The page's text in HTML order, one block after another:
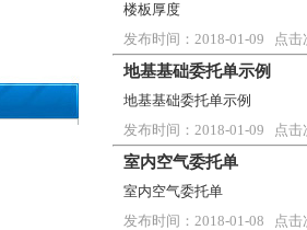
楼板厚度
发布时间：2018-01-09 点击
地基基础委托单示例
地基基础委托单示例
发布时间：2018-01-09 点击
室内空气委托单
室内空气委托单
发布时间：2018-01-08 点击